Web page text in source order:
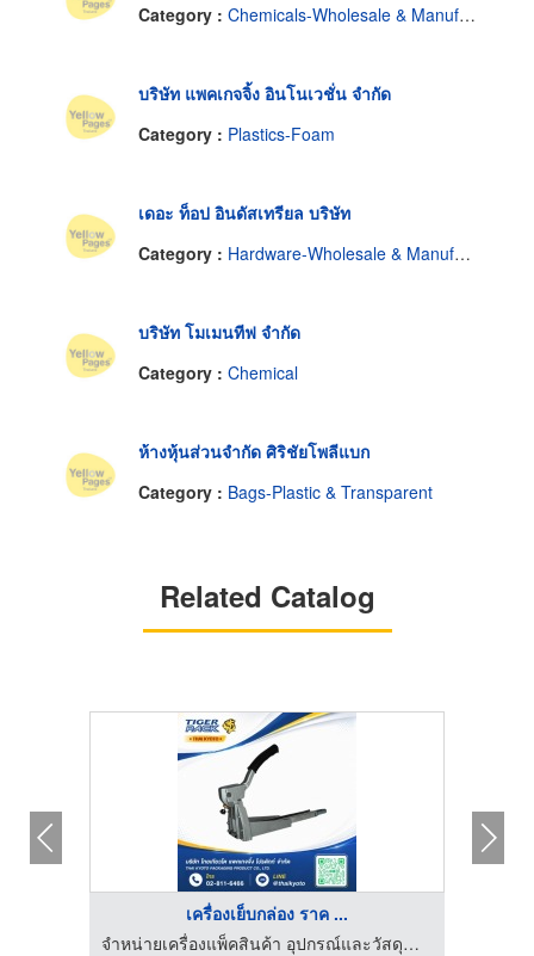
Category : Chemicals-Wholesale & Manufacturers
บริษัท แพคเกจจิ้ง อินโนเวชั่น จำกัด
Category : Plastics-Foam
เดอะ ท็อป อินดัสเทรียล บริษัท
Category : Hardware-Wholesale & Manufacturers
บริษัท โมเมนทีฟ จำกัด
Category : Chemical
ห้างหุ้นส่วนจำกัด ศิริชัยโพลีแบก
Category : Bags-Plastic & Transparent
Related Catalog
เครื่องเย็บกล่อง ราค ...
จำหน่ายเครื่องแพ็คสินค้า อุปกรณ์และวัสดุสำหรับงานหีบห่อสินค้า